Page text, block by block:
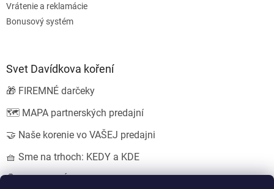
Vrátenie a reklamácie
Bonusový systém
Svet Davídkova koření
🎁 FIREMNÉ darčeky
🗺️ MAPA partnerských predajní
🤝 Naše korenie vo VAŠEJ predajni
🧺 Sme na trhoch: KEDY a KDE
💍 SVADOBNÉ darčeky